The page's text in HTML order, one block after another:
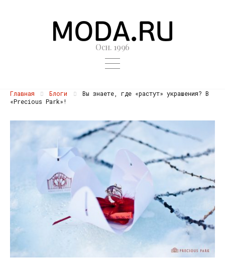
Осн. 1996
Главная Блоги
Вы знаете, где «растут» украшения? В
«Precious Park»!